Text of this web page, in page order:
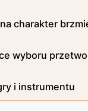
charakter
wyboru
i instrumentu